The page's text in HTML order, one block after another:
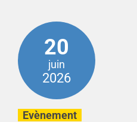
20
juin
2026
Evènement